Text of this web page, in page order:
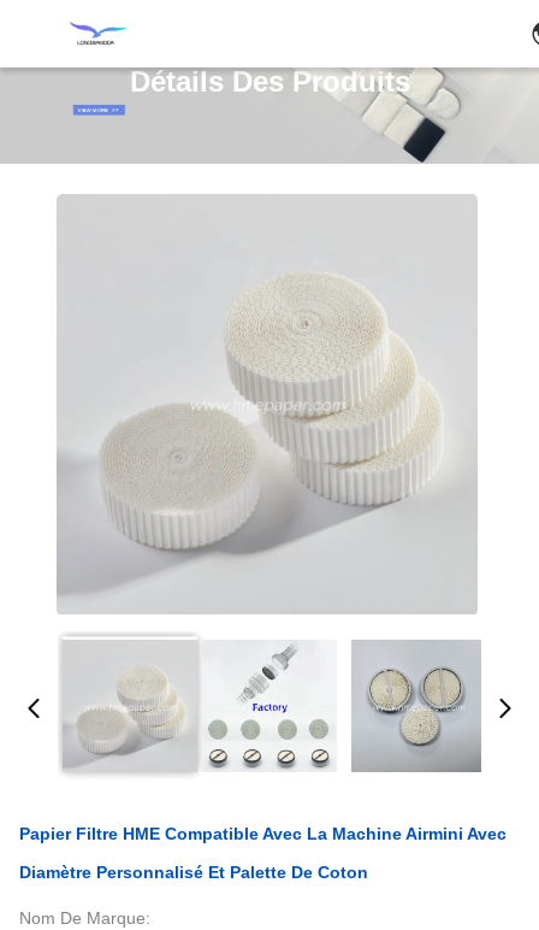
Détails Des Produits
Papier Filtre HME Compatible Avec La Machine Airmini Avec
Diamètre Personnalisé Et Palette De Coton
Nom De Marque: